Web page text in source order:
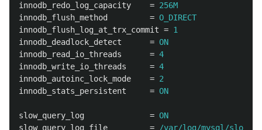
innodb_redo_log_capacity
= 256M
innodb_flush_method
= O_DIRECT
innodb_flush_log_at_trx_commit = 1
innodb_deadlock_detect
= ON
innodb_read_io_threads
= 4
innodb_write_io_threads
= 4
innodb_autoinc_lock_mode
= 2
innodb_stats_persistent
= ON
slow_query_log = ON
slow_query_log_file
=
/var/log/mysql/